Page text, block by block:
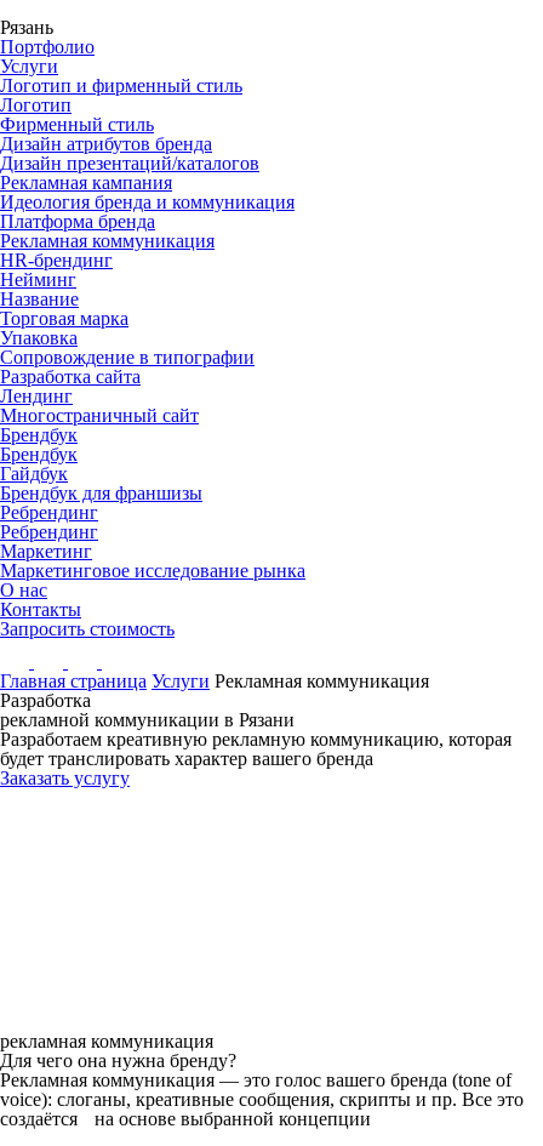
Рязань
Портфолио
Услуги
Логотип и фирменный стиль
Логотип
Фирменный стиль
Дизайн атрибутов бренда
Дизайн презентаций/каталогов
Рекламная кампания
Идеология бренда и коммуникация
Платформа бренда
Рекламная коммуникация
HR-брендинг
Нейминг
Название
Торговая марка
Упаковка
Сопровождение в типографии
Разработка сайта
Лендинг
Многостраничный сайт
Брендбук
Брендбук
Гайдбук
Брендбук для франшизы
Ребрендинг
Ребрендинг
Маркетинг
Маркетинговое исследование рынка
О нас
Контакты
Запросить стоимость
Главная страница Услуги Рекламная коммуникация
Разработка
рекламной коммуникации в Рязани
Разработаем креативную рекламную коммуникацию, которая
будет транслировать характер вашего бренда
Заказать услугу
рекламная коммуникация
Для чего она нужна бренду?
Рекламная коммуникация — это голос вашего бренда (tone of
voice): слоганы, креативные сообщения, скрипты и пр. Все это
создаётся на основе выбранной концепции